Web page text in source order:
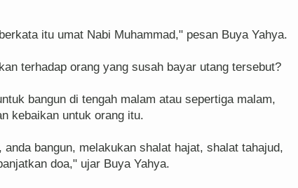
itu umat Nabi Muhammad," pesan Buya Yahya.
terhadap orang yang susah bayar utang tersebut?
bangun di tengah malam atau sepertiga malam,
kebaikan untuk orang itu.
bangun, melakukan shalat hajat, shalat tahajud,
doa," ujar Buya Yahya.